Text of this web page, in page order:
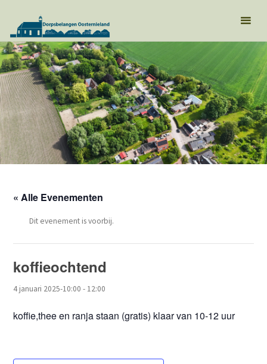
« Alle Evenementen
Dit evenement is voorbij.
koffieochtend
4 januari 2025-10:00 - 12:00
koffie,thee en ranja staan (gratis) klaar van 10-12 uur